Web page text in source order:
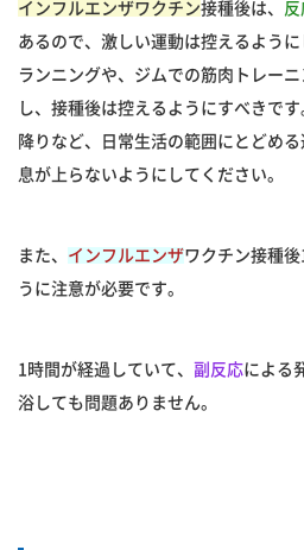
インフルエンザワクチン接種後は、
あるので、激しい運動は控えるよう
ランニングや、ジムでの筋肉トレー
し、接種後は控えるようにすべきで
降りなど、日常生活の範囲にとどめる
息が上らないようにしてください。
また、 インフルエンザワクチン接種
うに注意が必要です。
1時間が経過していて、 副反応による
浴しても問題ありません。